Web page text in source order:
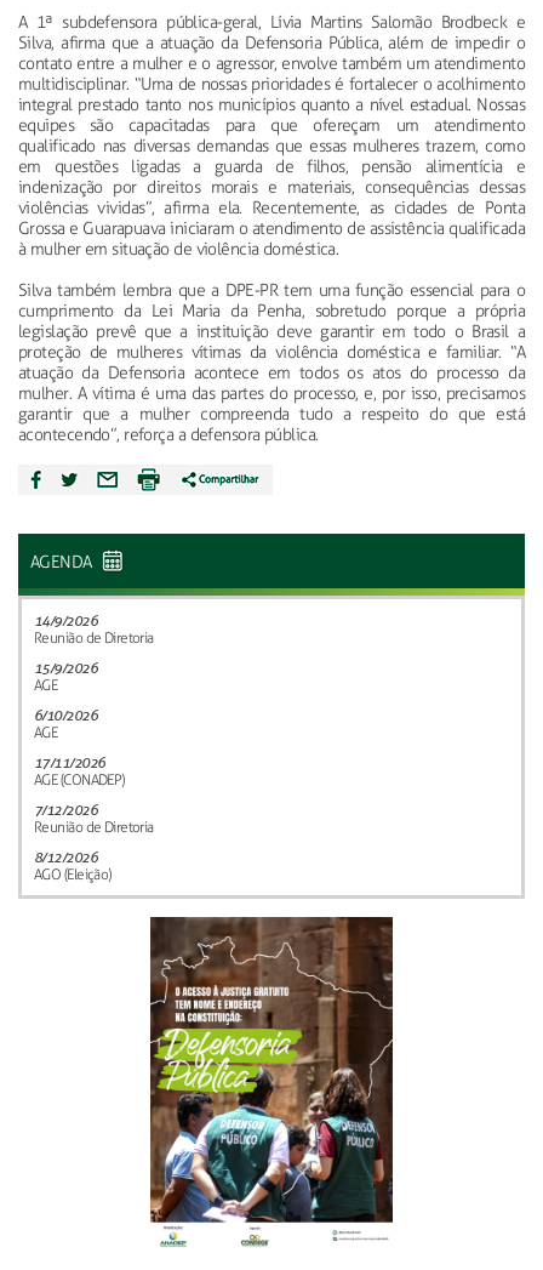
A 1ª subdefensora pública-geral, Lívia Martins Salomão Brodbeck e
Silva, afirma que a atuação da Defensoria Pública, além de impedir o
contato entre a mulher e o agressor, envolve também um atendimento
multidisciplinar. “Uma de nossas prioridades é fortalecer o acolhimento
integral prestado tanto nos municípios quanto a nível estadual. Nossas
equipes são capacitadas para que ofereçam um atendimento
qualificado nas diversas demandas que essas mulheres trazem, como
em questões ligadas a guarda de filhos, pensão alimentícia e
indenização por direitos morais e materiais, consequências dessas
violências vividas”, afirma ela. Recentemente, as cidades de Ponta
Grossa e Guarapuava iniciaram o atendimento de assistência qualificada
à mulher em situação de violência doméstica.
Silva também lembra que a DPE-PR tem uma função essencial para o
cumprimento da Lei Maria da Penha, sobretudo porque a própria
legislação prevê que a instituição deve garantir em todo o Brasil a
proteção de mulheres vítimas da violência doméstica e familiar. “A
atuação da Defensoria acontece em todos os atos do processo da
mulher. A vítima é uma das partes do processo, e, por isso, precisamos
garantir que a mulher compreenda tudo a respeito do que está
acontecendo”, reforça a defensora pública.
AGENDA
14/9/2026
Reunião de Diretoria
15/9/2026
AGE
6/10/2026
AGE
17/11/2026
AGE (CONADEP)
7/12/2026
Reunião de Diretoria
8/12/2026
AGO (Eleição)